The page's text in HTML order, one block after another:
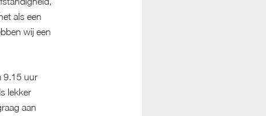
als een
wij een
9.15 uur
lekker
aan